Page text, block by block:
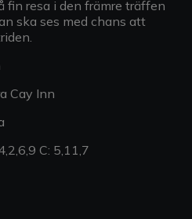
fin resa i den främre träffen
ska ses med chans att
Cay Inn
C: 5,11,7